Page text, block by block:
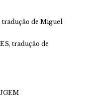
tradução de Miguel
tradução de